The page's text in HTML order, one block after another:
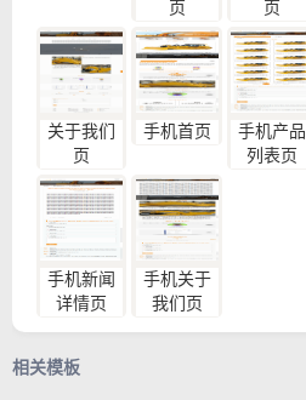
页
页
关于我们
页
手机首页
手机产品
列表页
手机新闻
详情页
手机关于
我们页
相关模板